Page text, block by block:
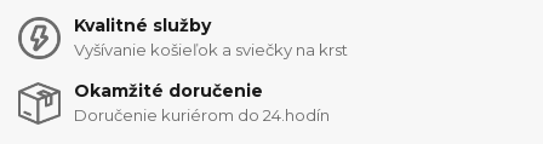
Kvalitné služby
Vyšívanie košieľok a sviečky na krst
Okamžité doručenie
Doručenie kuriérom do 24.hodín